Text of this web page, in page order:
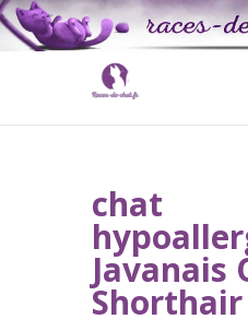
chat
Javanais
Shorthair